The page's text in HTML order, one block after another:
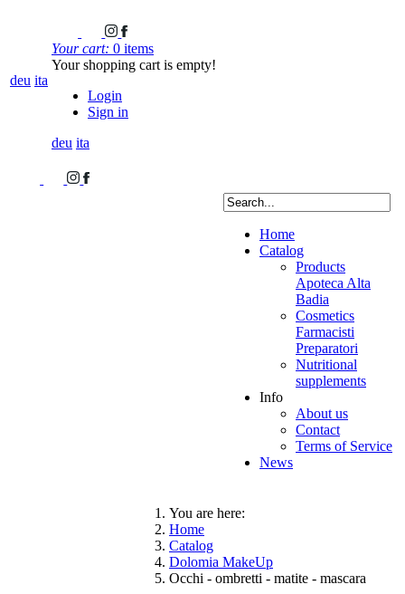
deu ita
Your cart: 0 items
Your shopping cart is empty!
Login
Sign in
deu ita
Home
Catalog
Products
Apoteca Alta
Badia
Cosmetics
Farmacisti
Preparatori
Nutritional
supplements
Info
About us
Contact
Terms of Service
News
You are here:
Home
Catalog
Dolomia MakeUp
Occhi - ombretti - matite - mascara